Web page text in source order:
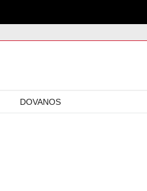
DOVANOS